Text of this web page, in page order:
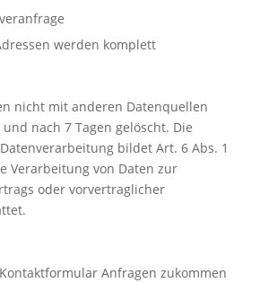
werden komplett
nicht mit anderen Datenquellen
nach 7 Tagen gelöscht. Die
bildet Art. 6 Abs. 1
Verarbeitung von Daten zur
oder vorvertraglicher
Anfragen zukommen